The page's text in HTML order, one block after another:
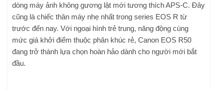
dòng máy ảnh không gương lật mới tương thích APS-C. Đây
cũng là chiếc thân máy nhẹ nhất trong series EOS R từ
trước đến nay. Với ngoại hình trẻ trung, năng động cùng
mức giá khởi điểm thuộc phân khúc rẻ, Canon EOS R50
đang trở thành lựa chọn hoàn hảo dành cho người mới bắt
đầu.